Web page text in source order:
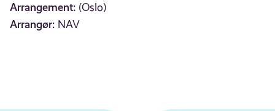
Arrangement: (Oslo)
Arrangør: NAV